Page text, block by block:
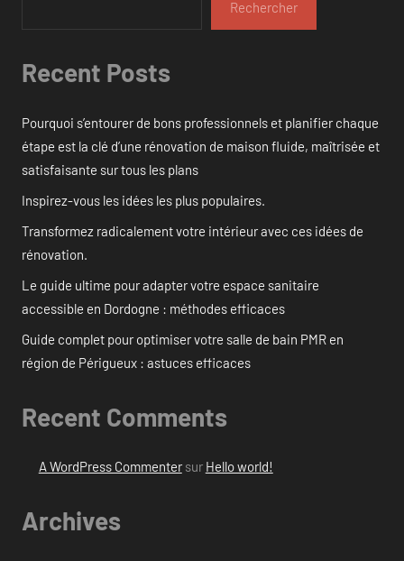
Rechercher
Recent Posts
Pourquoi s’entourer de bons professionnels et planifier chaque
étape est la clé d’une rénovation de maison fluide, maîtrisée et
satisfaisante sur tous les plans
Inspirez-vous les idées les plus populaires.
Transformez radicalement votre intérieur avec ces idées de
rénovation.
Le guide ultime pour adapter votre espace sanitaire
accessible en Dordogne : méthodes efficaces
Guide complet pour optimiser votre salle de bain PMR en
région de Périgueux : astuces efficaces
Recent Comments
A WordPress Commentersur Hello world!
Archives